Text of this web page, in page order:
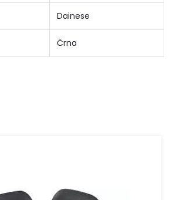
Dainese
Črna